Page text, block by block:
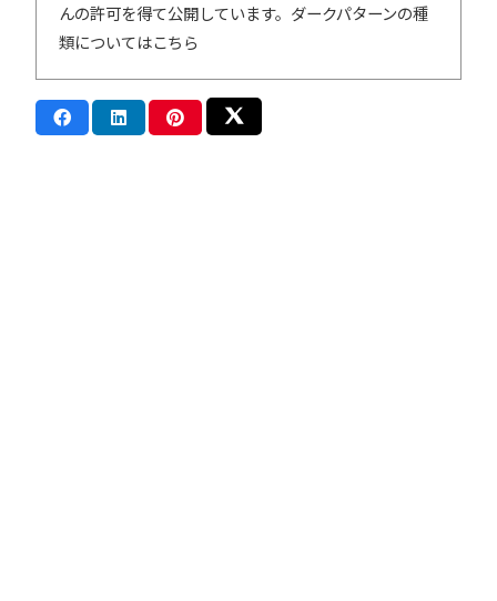
んの許可を得て公開しています。ダークパターンの種
類についてはこちら